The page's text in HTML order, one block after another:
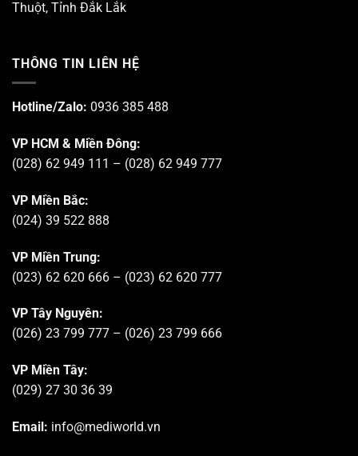
Thuột, Tỉnh Đắk Lắk
THÔNG TIN LIÊN HỆ
Hotline/Zalo: 0936 385 488
VP HCM & Miền Đông:
(028) 62 949 111 – (028) 62 949 777
VP Miền Bắc:
(024) 39 522 888
VP Miền Trung:
(023) 62 620 666 – (023) 62 620 777
VP Tây Nguyên:
(026) 23 799 777 – (026) 23 799 666
VP Miền Tây:
(029) 27 30 36 39
Email: info@mediworld.vn